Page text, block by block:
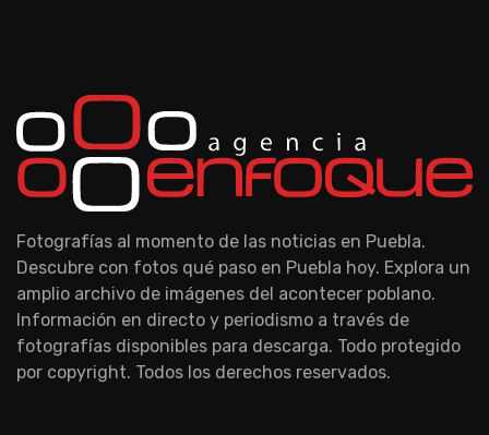
Fotografías al momento de las noticias en Puebla.
Descubre con fotos qué paso en Puebla hoy. Explora un
amplio archivo de imágenes del acontecer poblano.
Información en directo y periodismo a través de
fotografías disponibles para descarga. Todo protegido
por copyright. Todos los derechos reservados.